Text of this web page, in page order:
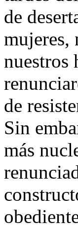
de
mujeres,
nuestros
de
Sin
más